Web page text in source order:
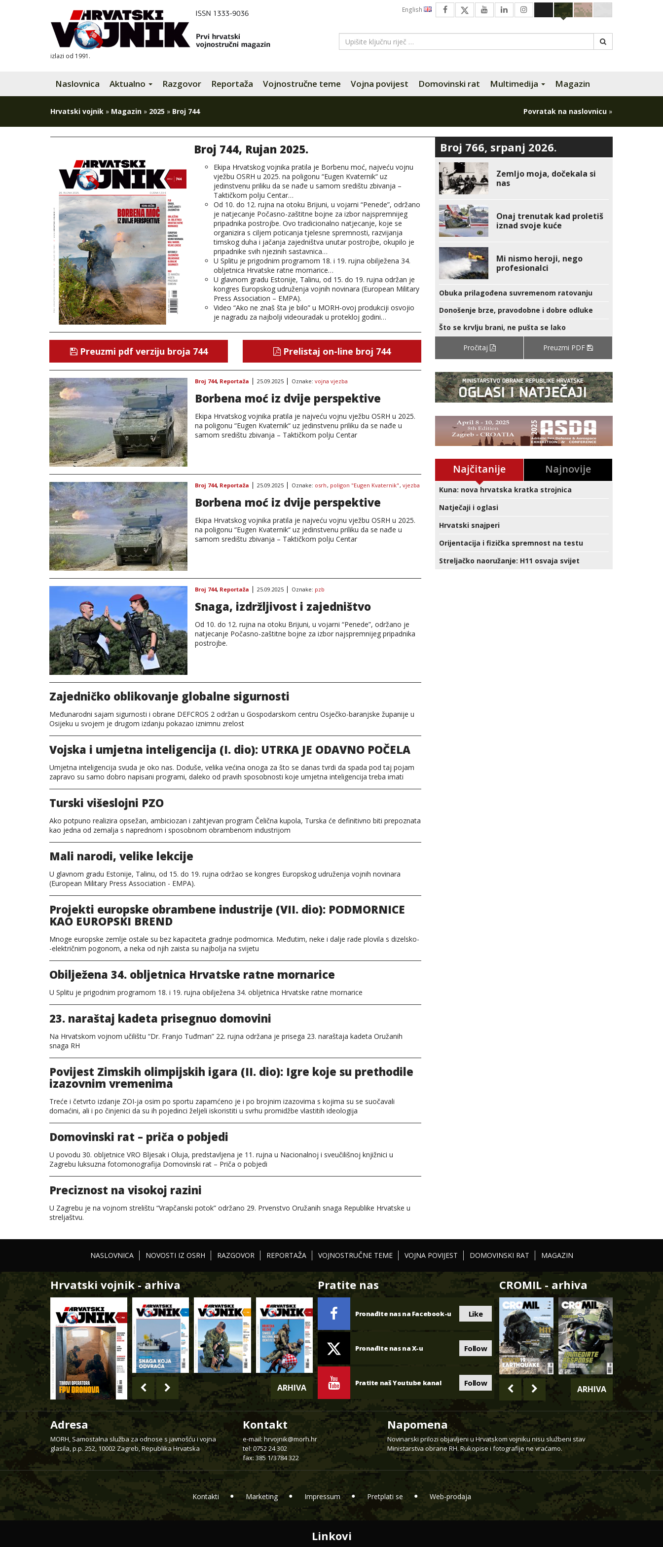
izlazi od 1991.
English
Naslovnica Aktualno Razgovor Reportaža Vojnostručne teme Vojna povijest Domovinski rat Multimedija Magazin
Hrvatski vojnik » Magazin » 2025 » Broj 744 Povratak na naslovnicu »
Broj 744, Rujan 2025.
Ekipa Hrvatskog vojnika pratila je Borbenu moć, najveću vojnu
vježbu OSRH u 2025. na poligonu “Eugen Kvaternik“ uz
jedinstvenu priliku da se nađe u samom središtu zbivanja –
Taktičkom polju Centar…
Od 10. do 12. rujna na otoku Brijuni, u vojarni “Penede”, održano
je natjecanje Počasno-zaštitne bojne za izbor najspremnijeg
pripadnika postrojbe. Ovo tradicionalno natjecanje, koje se
organizira s ciljem poticanja tjelesne spremnosti, razvijanja
timskog duha i jačanja zajedništva unutar postrojbe, okupilo je
pripadnike svih njezinih sastavnica…
U Splitu je prigodnim programom 18. i 19. rujna obilježena 34.
obljetnica Hrvatske ratne mornarice…
U glavnom gradu Estonije, Talinu, od 15. do 19. rujna održan je
kongres Europskog udruženja vojnih novinara (European Military
Press Association – EMPA).
Video “Ako ne znaš šta je bilo” u MORH-ovoj produkciji osvojio
je nagradu za najbolji videouradak u protekloj godini…
Preuzmi pdf verziju broja 744 Prelistaj on-line broj 744
Broj 744, Reportaža 25.09.2025 Oznake: vojna vjezba
Borbena moć iz dvije perspektive
Ekipa Hrvatskog vojnika pratila je najveću vojnu vježbu OSRH u 2025.
na poligonu “Eugen Kvaternik“ uz jedinstvenu priliku da se nađe u
samom središtu zbivanja – Taktičkom polju Centar
Broj 744, Reportaža 25.09.2025 Oznake: osrh, poligon "Eugen Kvaternik", vjezba
Borbena moć iz dvije perspektive
Ekipa Hrvatskog vojnika pratila je najveću vojnu vježbu OSRH u 2025.
na poligonu “Eugen Kvaternik“ uz jedinstvenu priliku da se nađe u
samom središtu zbivanja – Taktičkom polju Centar
Broj 744, Reportaža 25.09.2025 Oznake: pzb
Snaga, izdržljivost i zajedništvo
Od 10. do 12. rujna na otoku Brijuni, u vojarni “Penede”, održano je
natjecanje Počasno-zaštitne bojne za izbor najspremnijeg pripadnika
postrojbe.
Zajedničko oblikovanje globalne sigurnosti
Međunarodni sajam sigurnosti i obrane DEFCROS 2 održan u Gospodarskom centru Osječko-baranjske županije u
Osijeku u svojem je drugom izdanju pokazao iznimnu zrelost
Vojska i umjetna inteligencija (I. dio): UTRKA JE ODAVNO POČELA
Umjetna inteligencija svuda je oko nas. Doduše, velika većina onoga za što se danas tvrdi da spada pod taj pojam
zapravo su samo dobro napisani programi, daleko od pravih sposobnosti koje umjetna inteligencija treba imati
Turski višeslojni PZO
Ako potpuno realizira opsežan, ambiciozan i zahtjevan program Čelična kupola, Turska će definitivno biti prepoznata
kao jedna od zemalja s naprednom i sposobnom obrambenom industrijom
Mali narodi, velike lekcije
U glavnom gradu Estonije, Talinu, od 15. do 19. rujna održao se kongres Europskog udruženja vojnih novinara
(European Military Press Association - EMPA).
Projekti europske obrambene industrije (VII. dio): PODMORNICE
KAO EUROPSKI BREND
Mnoge europske zemlje ostale su bez kapaciteta gradnje podmornica. Međutim, neke i dalje rade plovila s dizelsko-
-električnim pogonom, a neka od njih zaista su najbolja na svijetu
Obilježena 34. obljetnica Hrvatske ratne mornarice
U Splitu je prigodnim programom 18. i 19. rujna obilježena 34. obljetnica Hrvatske ratne mornarice
23. naraštaj kadeta prisegnuo domovini
Na Hrvatskom vojnom učilištu “Dr. Franjo Tuđman” 22. rujna održana je prisega 23. naraštaja kadeta Oružanih
snaga RH
Povijest Zimskih olimpijskih igara (II. dio): Igre koje su prethodile
izazovnim vremenima
Treće i četvrto izdanje ZOI-ja osim po sportu zapamćeno je i po brojnim izazovima s kojima su se suočavali
domaćini, ali i po činjenici da su ih pojedinci željeli iskoristiti u svrhu promidžbe vlastitih ideologija
Domovinski rat – priča o pobjedi
U povodu 30. obljetnice VRO Bljesak i Oluja, predstavljena je 11. rujna u Nacionalnoj i sveučilišnoj knjižnici u
Zagrebu luksuzna fotomonografija Domovinski rat – Priča o pobjedi
Preciznost na visokoj razini
U Zagrebu je na vojnom strelištu “Vrapčanski potok” održano 29. Prvenstvo Oružanih snaga Republike Hrvatske u
streljaštvu.
Broj 766, srpanj 2026.
Zemljo moja, dočekala si
nas
Onaj trenutak kad proletiš
iznad svoje kuće
Mi nismo heroji, nego
profesionalci
Obuka prilagođena suvremenom ratovanju
Donošenje brze, pravodobne i dobre odluke
Što se krvlju brani, ne pušta se lako
Pročitaj Preuzmi PDF
Najčitanije Najnovije
Kuna: nova hrvatska kratka strojnica
Natječaji i oglasi
Hrvatski snajperi
Orijentacija i fizička spremnost na testu
Streljačko naoružanje: H11 osvaja svijet
NASLOVNICA NOVOSTI IZ OSRH RAZGOVOR REPORTAŽA VOJNOSTRUČNE TEME VOJNA POVIJEST DOMOVINSKI RAT MAGAZIN
Hrvatski vojnik - arhiva
ARHIVA
Pratite nas
Pronađite nas na Facebook-u Like
Pronađite nas na X-u Follow
Pratite naš Youtube kanal Follow
CROMIL - arhiva
ARHIVA
Adresa
MORH, Samostalna služba za odnose s javnošću i vojna
glasila, p.p. 252, 10002 Zagreb, Republika Hrvatska
Kontakt
e-mail:hrvojnik@morh.hr
tel: 0752 24 302
fax: 385 1/3784 322
Napomena
Novinarski prilozi objavljeni u Hrvatskom vojniku nisu službeni stav
Ministarstva obrane RH. Rukopise i fotografije ne vraćamo.
Kontakti Marketing Impressum Pretplati se Web-prodaja
Linkovi